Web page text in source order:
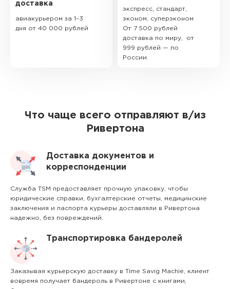
доставка
авиакурьером за 1–3
дня от 40 000 рублей
экспресс, стандарт,
эконом, суперэконом
От 7 500 рублей
доставка по миру, от
999 рублей — по
России.
Что чаще всего отправляют в/из
Ривертона
Доставка документов и
корреспонденции
Служба TSM предоставляет прочную упаковку, чтобы
юридические справки, бухгалтерские отчеты, медицинские
заключения и паспорта курьеры доставляли в Ривертона
надежно, без повреждений.
Транспортировка бандеролей
Заказывая курьерскую доставку в Time Savig Machie, клиент
вовремя получает бандероль в Ривертоне с книгами,